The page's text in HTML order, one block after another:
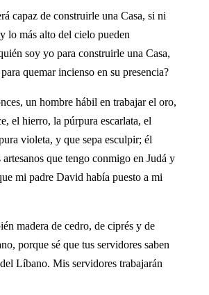
capaz de construirle una Casa, si ni
lo más alto del cielo pueden
soy yo para construirle una Casa,
quemar incienso en su presencia?
un hombre hábil en trabajar el oro,
el hierro, la púrpura escarlata, el
violeta, y que sepa esculpir; él
que tengo conmigo en Judá y
mi padre David había puesto a mi
madera de cedro, de ciprés y de
porque sé que tus servidores saben
Líbano. Mis servidores trabajarán